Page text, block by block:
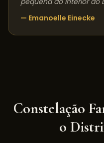
— Emanoelle Einecke
Constelação
o